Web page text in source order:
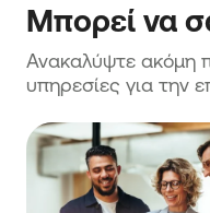
Μπορεί να
Ανακαλύψτε ακόμη
υπηρεσίες για την